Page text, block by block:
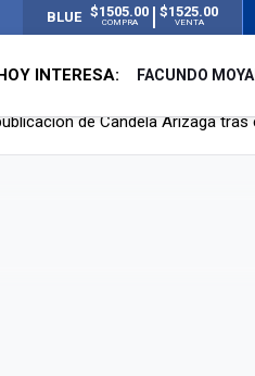
BLUE $1505.00
COMPRA
$1525.00
VENTA
INTERESA: FACUNDO
murió quemado por su novia en